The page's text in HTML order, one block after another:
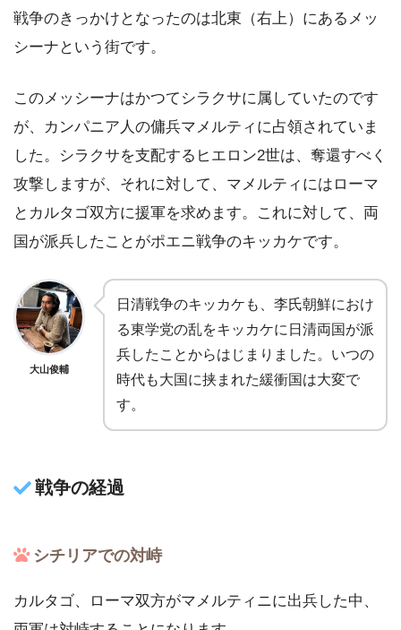
戦争のきっかけとなったのは北東（右上）にあるメッ
シーナという街です。
このメッシーナはかつてシラクサに属していたのです
が、カンパニア人の傭兵マメルティに占領されていま
した。シラクサを支配するヒエロン2世は、奪還すべく
攻撃しますが、それに対して、マメルティにはローマ
とカルタゴ双方に援軍を求めます。これに対して、両
国が派兵したことがポエニ戦争のキッカケです。
大山俊輔
日清戦争のキッカケも、李氏朝鮮におけ
る東学党の乱をキッカケに日清両国が派
兵したことからはじまりました。いつの
時代も大国に挟まれた緩衝国は大変で
す。
戦争の経過
シチリアでの対峙
カルタゴ、ローマ双方がマメルティニに出兵した中、